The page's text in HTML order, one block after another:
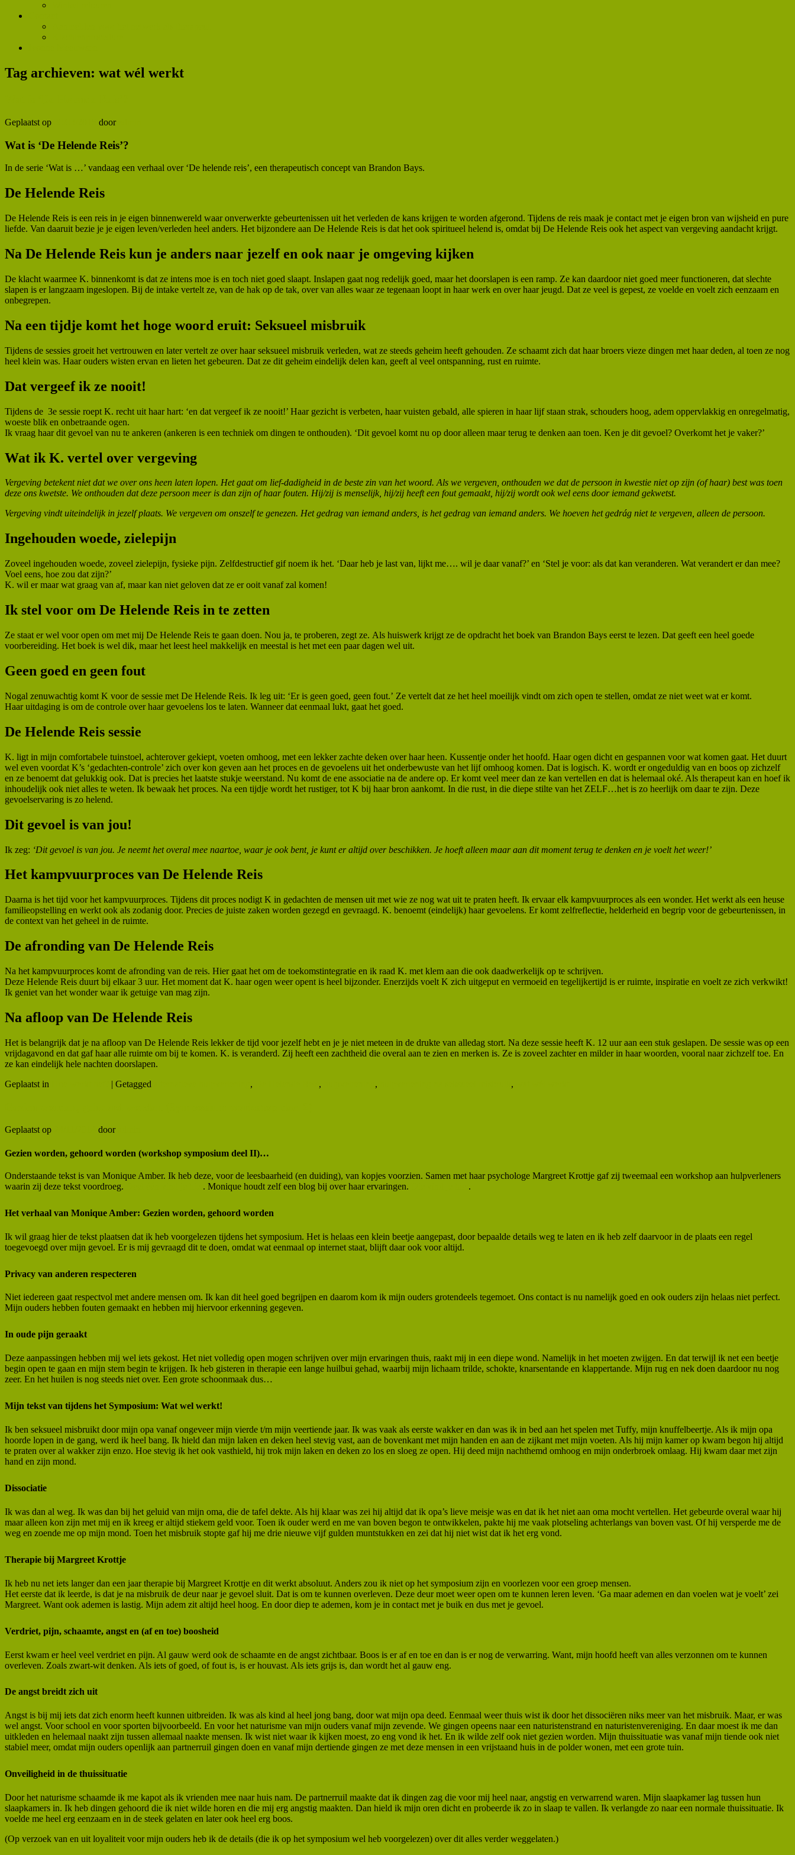
Tag archieven: wat wél werkt
Geplaatst op door
Wat is ‘De Helende Reis’?
In de serie ‘Wat is …’ vandaag een verhaal over ‘De helende reis’, een therapeutisch concept van Brandon Bays.
De Helende Reis
De Helende Reis is een reis in je eigen binnenwereld waar onverwerkte gebeurtenissen uit het verleden de kans krijgen te worden afgerond. Tijdens de reis maak je contact met je eigen bron van wijsheid en pure
liefde. Van daaruit bezie je je eigen leven/verleden heel anders. Het bijzondere aan De Helende Reis is dat het ook spiritueel helend is, omdat bij De Helende Reis ook het aspect van vergeving aandacht krijgt.
Na De Helende Reis kun je anders naar jezelf en ook naar je omgeving kijken
De klacht waarmee K. binnenkomt is dat ze intens moe is en toch niet goed slaapt. Inslapen gaat nog redelijk goed, maar het doorslapen is een ramp. Ze kan daardoor niet goed meer functioneren, dat slechte
slapen is er langzaam ingeslopen. Bij de intake vertelt ze, van de hak op de tak, over van alles waar ze tegenaan loopt in haar werk en over haar jeugd. Dat ze veel is gepest, ze voelde en voelt zich eenzaam en
onbegrepen.
Na een tijdje komt het hoge woord eruit: Seksueel misbruik
Tijdens de sessies groeit het vertrouwen en later vertelt ze over haar seksueel misbruik verleden, wat ze steeds geheim heeft gehouden. Ze schaamt zich dat haar broers vieze dingen met haar deden, al toen ze nog
heel klein was. Haar ouders wisten ervan en lieten het gebeuren. Dat ze dit geheim eindelijk delen kan, geeft al veel ontspanning, rust en ruimte.
Dat vergeef ik ze nooit!
Tijdens de 3e sessie roept K. recht uit haar hart: ‘en dat vergeef ik ze nooit!’ Haar gezicht is verbeten, haar vuisten gebald, alle spieren in haar lijf staan strak, schouders hoog, adem oppervlakkig en onregelmatig,
woeste blik en onbetraande ogen.
Ik vraag haar dit gevoel van nu te ankeren (ankeren is een techniek om dingen te onthouden). ‘Dit gevoel komt nu op door alleen maar terug te denken aan toen. Ken je dit gevoel? Overkomt het je vaker?’
Wat ik K. vertel over vergeving
Vergeving betekent niet dat we over ons heen laten lopen. Het gaat om lief-dadigheid in de beste zin van het woord. Als we vergeven, onthouden we dat de persoon in kwestie niet op zijn (of haar) best was toen
deze ons kwetste. We onthouden dat deze persoon meer is dan zijn of haar fouten. Hij/zij is menselijk, hij/zij heeft een fout gemaakt, hij/zij wordt ook wel eens door iemand gekwetst.
Vergeving vindt uiteindelijk in jezelf plaats. We vergeven om onszelf te genezen. Het gedrag van iemand anders, is het gedrag van iemand anders. We hoeven het gedrág niet te vergeven, alleen de persoon.
Ingehouden woede, zielepijn
Zoveel ingehouden woede, zoveel zielepijn, fysieke pijn. Zelfdestructief gif noem ik het. ‘Daar heb je last van, lijkt me…. wil je daar vanaf?’ en ‘Stel je voor: als dat kan veranderen. Wat verandert er dan mee?
Voel eens, hoe zou dat zijn?’
K. wil er maar wat graag van af, maar kan niet geloven dat ze er ooit vanaf zal komen!
Ik stel voor om De Helende Reis in te zetten
Ze staat er wel voor open om met mij De Helende Reis te gaan doen. Nou ja, te proberen, zegt ze. Als huiswerk krijgt ze de opdracht het boek van Brandon Bays eerst te lezen. Dat geeft een heel goede
voorbereiding. Het boek is wel dik, maar het leest heel makkelijk en meestal is het met een paar dagen wel uit.
Geen goed en geen fout
Nogal zenuwachtig komt K voor de sessie met De Helende Reis. Ik leg uit: ‘Er is geen goed, geen fout.’ Ze vertelt dat ze het heel moeilijk vindt om zich open te stellen, omdat ze niet weet wat er komt.
Haar uitdaging is om de controle over haar gevoelens los te laten. Wanneer dat eenmaal lukt, gaat het goed.
De Helende Reis sessie
K. ligt in mijn comfortabele tuinstoel, achterover gekiept, voeten omhoog, met een lekker zachte deken over haar heen. Kussentje onder het hoofd. Haar ogen dicht en gespannen voor wat komen gaat. Het duurt
wel even voordat K’s ‘gedachten-controle’ zich over kon geven aan het proces en de gevoelens uit het onderbewuste van het lijf omhoog komen. Dat is logisch. K. wordt er ongeduldig van en boos op zichzelf
en ze benoemt dat gelukkig ook. Dat is precies het laatste stukje weerstand. Nu komt de ene associatie na de andere op. Er komt veel meer dan ze kan vertellen en dat is helemaal oké. Als therapeut kan en hoef ik
inhoudelijk ook niet alles te weten. Ik bewaak het proces. Na een tijdje wordt het rustiger, tot K bij haar bron aankomt. In die rust, in die diepe stilte van het ZELF…het is zo heerlijk om daar te zijn. Deze
gevoelservaring is zo helend.
Dit gevoel is van jou!
Ik zeg: ‘Dit gevoel is van jou. Je neemt het overal mee naartoe, waar je ook bent, je kunt er altijd over beschikken. Je hoeft alleen maar aan dit moment terug te denken en je voelt het weer!’
Het kampvuurproces van De Helende Reis
Daarna is het tijd voor het kampvuurproces. Tijdens dit proces nodigt K in gedachten de mensen uit met wie ze nog wat uit te praten heeft. Ik ervaar elk kampvuurproces als een wonder. Het werkt als een heuse
familieopstelling en werkt ook als zodanig door. Precies de juiste zaken worden gezegd en gevraagd. K. benoemt (eindelijk) haar gevoelens. Er komt zelfreflectie, helderheid en begrip voor de gebeurtenissen, in
de context van het geheel in de ruimte.
De afronding van De Helende Reis
Na het kampvuurproces komt de afronding van de reis. Hier gaat het om de toekomstintegratie en ik raad K. met klem aan die ook daadwerkelijk op te schrijven.
Deze Helende Reis duurt bij elkaar 3 uur. Het moment dat K. haar ogen weer opent is heel bijzonder. Enerzijds voelt K zich uitgeput en vermoeid en tegelijkertijd is er ruimte, inspiratie en voelt ze zich verkwikt!
Ik geniet van het wonder waar ik getuige van mag zijn.
Na afloop van De Helende Reis
Het is belangrijk dat je na afloop van De Helende Reis lekker de tijd voor jezelf hebt en je je niet meteen in de drukte van alledag stort. Na deze sessie heeft K. 12 uur aan een stuk geslapen. De sessie was op een
vrijdagavond en dat gaf haar alle ruimte om bij te komen. K. is veranderd. Zij heeft een zachtheid die overal aan te zien en merken is. Ze is zoveel zachter en milder in haar woorden, vooral naar zichzelf toe. En
ze kan eindelijk hele nachten doorslapen.
Geplaatst in
| Getagged , , , ,
Geplaatst op door
Gezien worden, gehoord worden (workshop symposium deel II)…
Onderstaande tekst is van Monique Amber. Ik heb deze, voor de leesbaarheid (en duiding), van kopjes voorzien. Samen met haar psychologe Margreet Krottje gaf zij tweemaal een workshop aan hulpverleners
waarin zij deze tekst voordroeg.
. Monique houdt zelf een blog bij over haar ervaringen. .
Het verhaal van Monique Amber: Gezien worden, gehoord worden
Ik wil graag hier de tekst plaatsen dat ik heb voorgelezen tijdens het symposium. Het is helaas een klein beetje aangepast, door bepaalde details weg te laten en ik heb zelf daarvoor in de plaats een regel
toegevoegd over mijn gevoel. Er is mij gevraagd dit te doen, omdat wat eenmaal op internet staat, blijft daar ook voor altijd.
Privacy van anderen respecteren
Niet iedereen gaat respectvol met andere mensen om. Ik kan dit heel goed begrijpen en daarom kom ik mijn ouders grotendeels tegemoet. Ons contact is nu namelijk goed en ook ouders zijn helaas niet perfect.
Mijn ouders hebben fouten gemaakt en hebben mij hiervoor erkenning gegeven.
In oude pijn geraakt
Deze aanpassingen hebben mij wel iets gekost. Het niet volledig open mogen schrijven over mijn ervaringen thuis, raakt mij in een diepe wond. Namelijk in het moeten zwijgen. En dat terwijl ik net een beetje
begin open te gaan en mijn stem begin te krijgen. Ik heb gisteren in therapie een lange huilbui gehad, waarbij mijn lichaam trilde, schokte, knarsentande en klappertande. Mijn rug en nek doen daardoor nu nog
zeer. En het huilen is nog steeds niet over. Een grote schoonmaak dus…
Mijn tekst van tijdens het Symposium: Wat wel werkt!
Ik ben seksueel misbruikt door mijn opa vanaf ongeveer mijn vierde t/m mijn veertiende jaar. Ik was vaak als eerste wakker en dan was ik in bed aan het spelen met Tuffy, mijn knuffelbeertje. Als ik mijn opa
hoorde lopen in de gang, werd ik heel bang. Ik hield dan mijn laken en deken heel stevig vast, aan de bovenkant met mijn handen en aan de zijkant met mijn voeten. Als hij mijn kamer op kwam begon hij altijd
te praten over al wakker zijn enzo. Hoe stevig ik het ook vasthield, hij trok mijn laken en deken zo los en sloeg ze open. Hij deed mijn nachthemd omhoog en mijn onderbroek omlaag. Hij kwam daar met zijn
hand en zijn mond.
Dissociatie
Ik was dan al weg. Ik was dan bij het geluid van mijn oma, die de tafel dekte. Als hij klaar was zei hij altijd dat ik opa’s lieve meisje was en dat ik het niet aan oma mocht vertellen. Het gebeurde overal waar hij
maar alleen kon zijn met mij en ik kreeg er altijd stiekem geld voor. Toen ik ouder werd en me van boven begon te ontwikkelen, pakte hij me vaak plotseling achterlangs van boven vast. Of hij versperde me de
weg en zoende me op mijn mond. Toen het misbruik stopte gaf hij me drie nieuwe vijf gulden muntstukken en zei dat hij niet wist dat ik het erg vond.
Therapie bij Margreet Krottje
Ik heb nu net iets langer dan een jaar therapie bij Margreet Krottje en dit werkt absoluut. Anders zou ik niet op het symposium zijn en voorlezen voor een groep mensen.
Het eerste dat ik leerde, is dat je na misbruik de deur naar je gevoel sluit. Dat is om te kunnen overleven. Deze deur moet weer open om te kunnen leren leven. ‘Ga maar ademen en dan voelen wat je voelt’ zei
Margreet. Want ook ademen is lastig. Mijn adem zit altijd heel hoog. En door diep te ademen, kom je in contact met je buik en dus met je gevoel.
Verdriet, pijn, schaamte, angst en (af en toe) boosheid
Eerst kwam er heel veel verdriet en pijn. Al gauw werd ook de schaamte en de angst zichtbaar. Boos is er af en toe en dan is er nog de verwarring. Want, mijn hoofd heeft van alles verzonnen om te kunnen
overleven. Zoals zwart-wit denken. Als iets of goed, of fout is, is er houvast. Als iets grijs is, dan wordt het al gauw eng.
De angst breidt zich uit
Angst is bij mij iets dat zich enorm heeft kunnen uitbreiden. Ik was als kind al heel jong bang, door wat mijn opa deed. Eenmaal weer thuis wist ik door het dissociëren niks meer van het misbruik. Maar, er was
wel angst. Voor school en voor sporten bijvoorbeeld. En voor het naturisme van mijn ouders vanaf mijn zevende. We gingen opeens naar een naturistenstrand en naturistenvereniging. En daar moest ik me dan
uitkleden en helemaal naakt zijn tussen allemaal naakte mensen. Ik wist niet waar ik kijken moest, zo eng vond ik het. En ik wilde zelf ook niet gezien worden. Mijn thuissituatie was vanaf mijn tiende ook niet
stabiel meer, omdat mijn ouders openlijk aan partnerruil gingen doen en vanaf mijn dertiende gingen ze met deze mensen in een vrijstaand huis in de polder wonen, met een grote tuin.
Onveiligheid in de thuissituatie
Door het naturisme schaamde ik me kapot als ik vrienden mee naar huis nam. De partnerruil maakte dat ik dingen zag die voor mij heel naar, angstig en verwarrend waren. Mijn slaapkamer lag tussen hun
slaapkamers in. Ik heb dingen gehoord die ik niet wilde horen en die mij erg angstig maakten. Dan hield ik mijn oren dicht en probeerde ik zo in slaap te vallen. Ik verlangde zo naar een normale thuissituatie. Ik
voelde me heel erg eenzaam en in de steek gelaten en later ook heel erg boos.
(Op verzoek van en uit loyaliteit voor mijn ouders heb ik de details (die ik op het symposium wel heb voorgelezen) over dit alles verder weggelaten.)